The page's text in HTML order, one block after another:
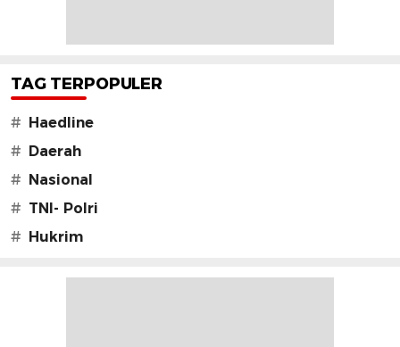
TAG TERPOPULER
# Haedline
# Daerah
# Nasional
# TNI- Polri
# Hukrim